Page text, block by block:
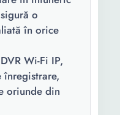
o
în orice
Wi-Fi IP,
oriunde din